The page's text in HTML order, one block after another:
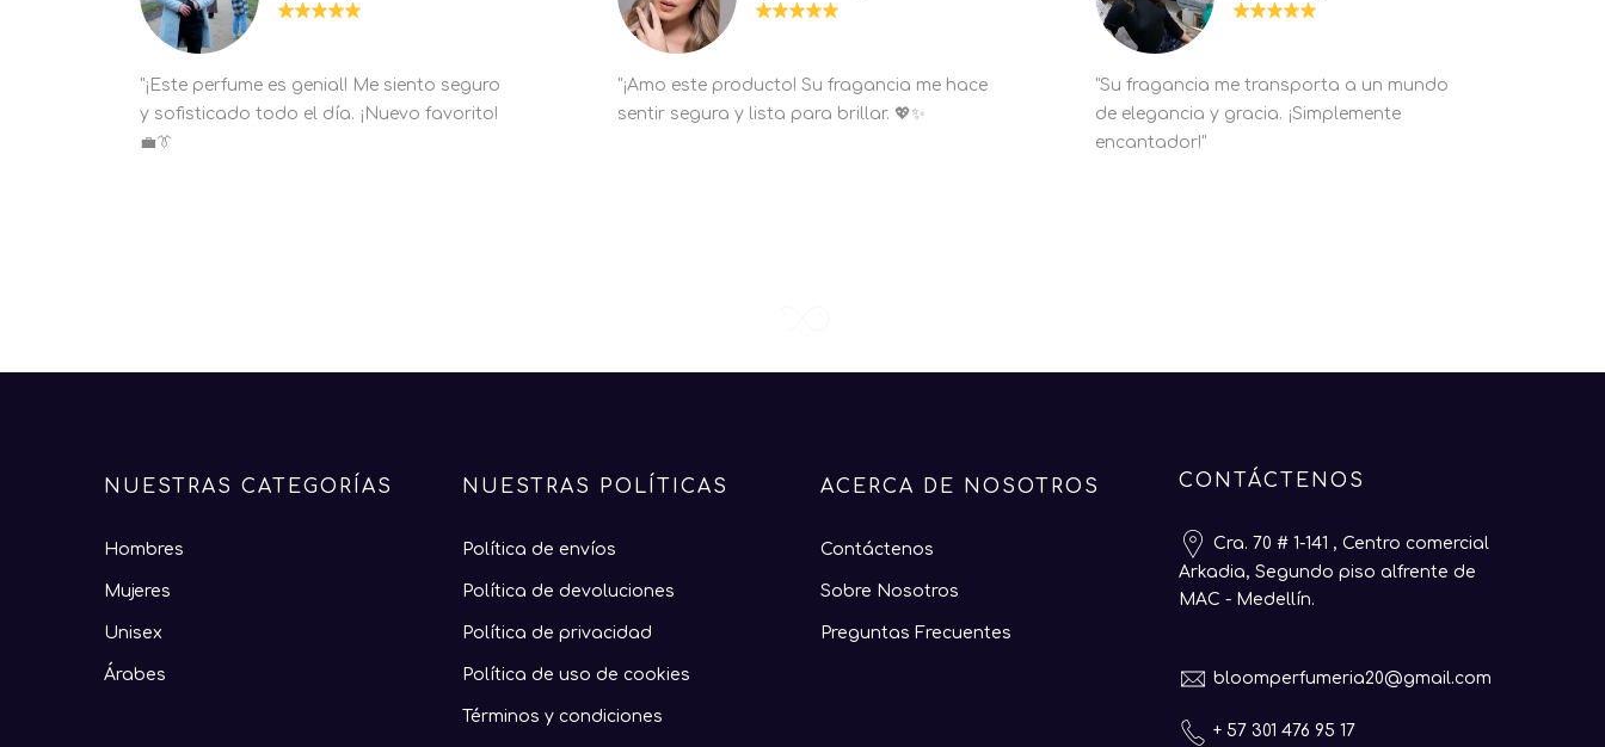
"¡Este perfume es genial! Me siento seguro
y sofisticado todo el día. ¡Nuevo favorito!
💼👔
"¡Amo este producto! Su fragancia me hace
sentir segura y lista para brillar. 💖✨
"Su fragancia me transporta a un mundo
de elegancia y gracia. ¡Simplemente
encantador!"
NUESTRAS CATEGORÍAS
Hombres
Mujeres
Unisex
Árabes
NUESTRAS POLÍTICAS
Política de envíos
Política de devoluciones
Política de privacidad
Política de uso de cookies
Términos y condiciones
ACERCA DE NOSOTROS
Contáctenos
Sobre Nosotros
Preguntas Frecuentes
CONTÁCTENOS
Cra. 70 # 1-141 , Centro comercial
Arkadia, Segundo piso alfrente de
MAC - Medellín.
bloomperfumeria20@gmail.com
+ 57 301 476 95 17